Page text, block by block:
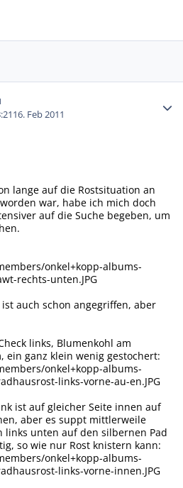
16. Feb 2011
lange auf die Rostsituation an
war, habe ich mich doch
auf die Suche begeben, um
onkel+kopp-albums-
rechts-unten.JPG
auch schon angegriffen, aber
links, Blumenkohl am
ein ganz klein wenig gestochert:
onkel+kopp-albums-
links-vorne-au-en.JPG
ist auf gleicher Seite innen auf
aber es suppt mittlerweile
links unten auf den silbernen Pad
so wie nur Rost knistern kann:
onkel+kopp-albums-
links-vorne-innen.JPG